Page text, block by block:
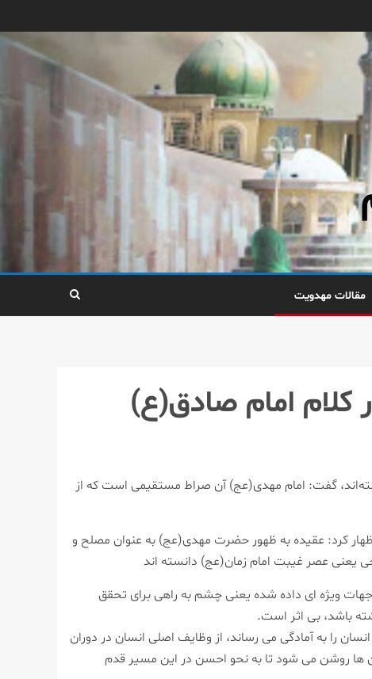
مقالات مهدویت
كلام امام صادق(ع)
گفت: امام مهدی(عج) آن صراط مستقیمی است كه از
كرد: عقیده به ظهور حضرت مهدی(عج) به عنوان مصلح و
یعنی عصر غیبت امام زمان(عج) دانسته اند
ویژه ای داده شده یعنی چشم به راهی برای تحقق
باشد، بی اثر است.
را به آمادگی می رساند، از وظایف اصلی انسان در دوران
ها روشن می شود تا به نحو احسن در این مسیر قدم